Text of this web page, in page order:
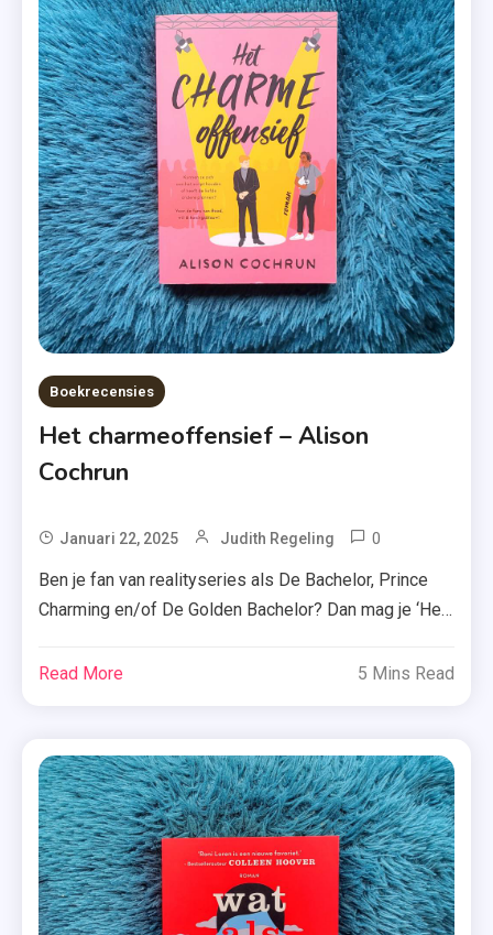
,
Hope
Island
,
Lente In
Blueberry
Bay
,
Recensie
,
Zomer
&
Keuning
Boekrecensies
Het charmeoffensief – Alison
Cochrun
Januari 22, 2025 Judith Regeling 0
,
Bachelor
,
Het
,
LGBTQ
,
Ben je fan van realityseries als De Bachelor, Prince
Charming en/of De Golden Bachelor? Dan mag je ‘Het
Vanaf bladzijde één is het zwijmelen geblazen! Dev
datingshow Ever After. Charlie Winshaw, een gevallen
kindsterretje, […]
Read More 5 Mins Read